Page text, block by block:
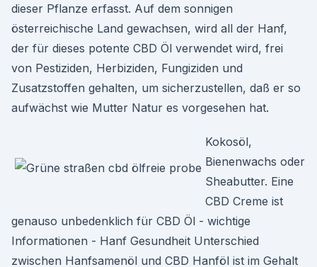
dieser Pflanze erfasst. Auf dem sonnigen
österreichische Land gewachsen, wird all der Hanf,
der für dieses potente CBD Öl verwendet wird, frei
von Pestiziden, Herbiziden, Fungiziden und
Zusatzstoffen gehalten, um sicherzustellen, daß er so
aufwächst wie Mutter Natur es vorgesehen hat.
Kokosöl,
Bienenwachs oder
Sheabutter. Eine
CBD Creme ist
genauso unbedenklich für CBD Öl - wichtige
Informationen - Hanf Gesundheit Unterschied
zwischen Hanfsamenöl und CBD Hanföl ist im Gehalt